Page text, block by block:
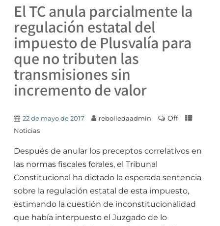
El TC anula parcialmente la
regulación estatal del
impuesto de Plusvalía para
que no tributen las
transmisiones sin
incremento de valor
22 de mayo de 2017 rebolledaadmin Off
Noticias
Después de anular los preceptos correlativos en
las normas fiscales forales, el Tribunal
Constitucional ha dictado la esperada sentencia
sobre la regulación estatal de esta impuesto,
estimando la cuestión de inconstitucionalidad
que había interpuesto el Juzgado de lo